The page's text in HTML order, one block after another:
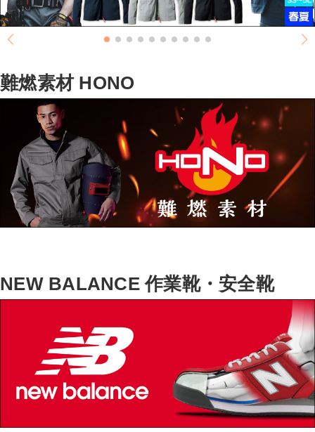
難燃素材 HONO
NEW BALANCE 作業靴・安全靴